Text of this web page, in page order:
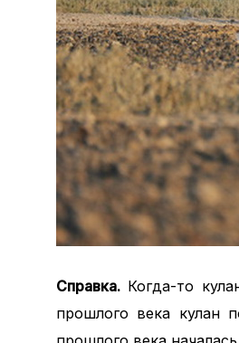
Справка. Когда-то
прошлого века кулан